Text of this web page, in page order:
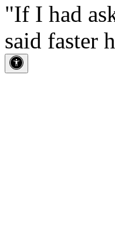
"If I had
said faster